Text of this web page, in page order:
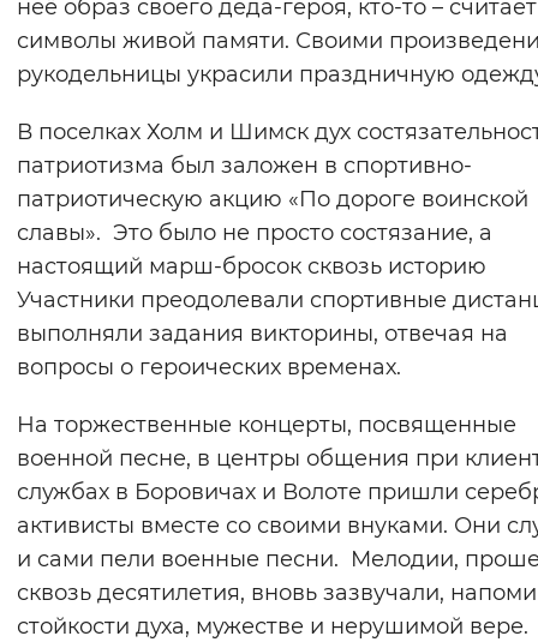
неё образ своего деда-героя, кто-то –
символы живой памяти. Своими
рукодельницы украсили праздничную
В поселках Холм и Шимск дух
патриотизма был заложен в спортивно-
патриотическую акцию «По дороге воинской
славы». Это было не просто состязание, а
настоящий марш-бросок сквозь историю
Участники преодолевали спортивные
выполняли задания викторины, отвечая на
вопросы о героических временах.
На торжественные концерты, посвященные
военной песне, в центры общения при
службах в Боровичах и Волоте пришли
активисты вместе со своими внуками. Они
и сами пели военные песни. Мелодии,
сквозь десятилетия, вновь зазвучали,
стойкости духа, мужестве и нерушимой вере.